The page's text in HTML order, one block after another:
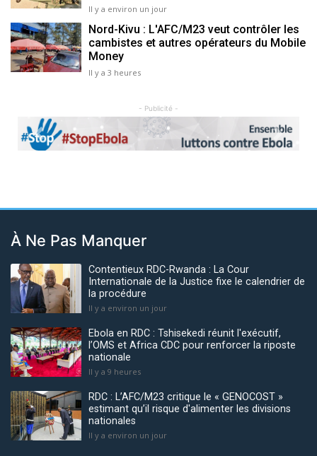
Il y a environ un jour
Nord-Kivu : L'AFC/M23 veut contrôler les
cambistes et autres opérateurs du Mobile
Money
Il y a 3 heures
- Publicité -
Previous Next
À Ne Pas Manquer
Contentieux RDC-Rwanda : La Cour
Internationale de la Justice fixe le calendrier de
la procédure
Il y a environ un jour
Ebola en RDC : Tshisekedi réunit l'exécutif,
l’OMS et Africa CDC pour renforcer la riposte
nationale
Il y a 9 heures
RDC : L’AFC/M23 critique le « GENOCOST »
estimant qu’il risque d'alimenter les divisions
nationales
Il y a environ un jour